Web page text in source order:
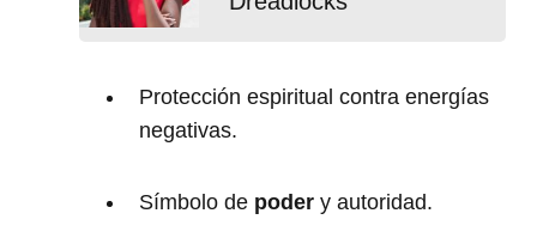
Protección espiritual contra energías
negativas.
Símbolo de poder y autoridad.